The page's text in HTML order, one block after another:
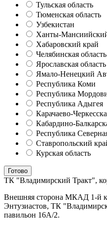
Тульская область
Тюменская область
Узбекистан
Ханты-
Хабаровский край
Челябинская область
Ярославская область
Ямало-Ненецкий
Республика Коми
Республика
Республика Адыгея
Карачаево-
Кабардино-
Республика
Ставропольский
Курская область
Готово
ТК "Владимирский Тракт",
Внешняя сторона МКАД 1-й
Энтузиастов, ТК
павильон 16А/2.